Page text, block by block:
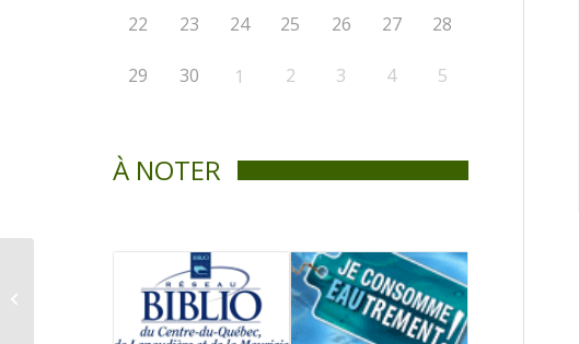
22 23 24 25 26 27 28
29 30 1 2 3 4 5
À NOTER
Élections municipales